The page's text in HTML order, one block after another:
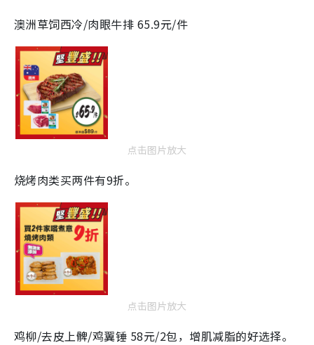
澳洲草饲西冷/肉眼牛排 65.9元/件
点击图片放大
烧烤肉类买两件有9折。
点击图片放大
鸡柳/去皮上髀/鸡翼锤 58元/2包，增肌减脂的好选择。